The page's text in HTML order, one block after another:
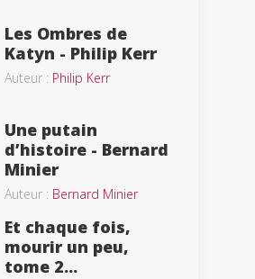
Les Ombres de
Katyn - Philip Kerr
Auteur : Philip Kerr
Une putain
d’histoire - Bernard
Minier
Auteur : Bernard Minier
Et chaque fois,
mourir un peu,
tome 2...